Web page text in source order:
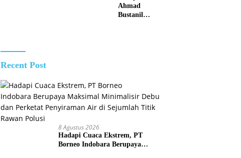
Ahmad
Bustanil
Membakar
Recent Post
8 Agustus 2026
Hadapi Cuaca Ekstrem, PT
Borneo Indobara Berupaya